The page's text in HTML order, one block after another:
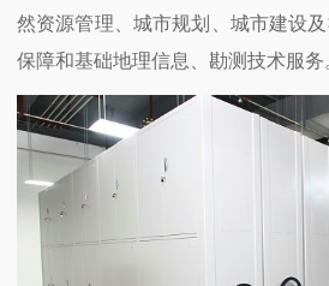
然资源管理、城市规划、城市建设
保障和基础地理信息、勘测技术服务